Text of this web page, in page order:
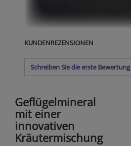
KUNDENREZENSIONEN
Schreiben Sie die erste Bewertung
Geflügelmineral
mit einer
innovativen
Kräutermischung